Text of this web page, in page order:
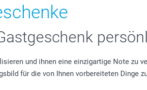
und ihnen eine einzigartige Note zu
für die von Ihnen vorbereiteten Dinge